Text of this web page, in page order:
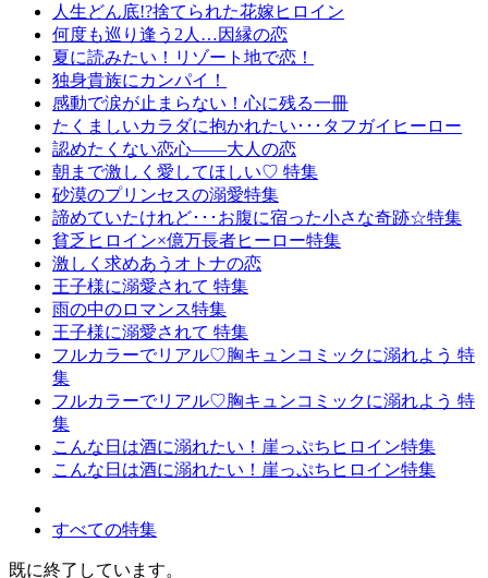
人生どん底!?捨てられた花嫁ヒロイン
何度も巡り逢う2人…因縁の恋
夏に読みたい！リゾート地で恋！
独身貴族にカンパイ！
感動で涙が止まらない！心に残る一冊
たくましいカラダに抱かれたい･･･タフガイヒーロー
認めたくない恋心――大人の恋
朝まで激しく愛してほしい♡ 特集
砂漠のプリンセスの溺愛特集
諦めていたけれど･･･お腹に宿った小さな奇跡☆特集
貧乏ヒロイン×億万長者ヒーロー特集
激しく求めあうオトナの恋
王子様に溺愛されて 特集
雨の中のロマンス特集
王子様に溺愛されて 特集
フルカラーでリアル♡胸キュンコミックに溺れよう 特
集
フルカラーでリアル♡胸キュンコミックに溺れよう 特
集
こんな日は酒に溺れたい！崖っぷちヒロイン特集
こんな日は酒に溺れたい！崖っぷちヒロイン特集
すべての特集
既に終了しています。